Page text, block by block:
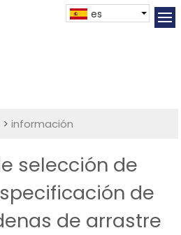
es
>información
selección de
de
de arrastre